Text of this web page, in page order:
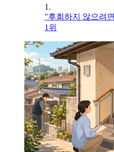
1.
"후회하지 않으려
1위